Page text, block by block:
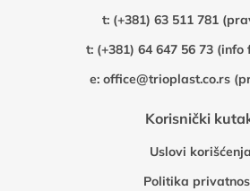
t: (+381) 63 511 781
t: (+381) 64 647 56 73
e: office@trioplast.co.rs
Korisnički
Uslovi korišćenja
Politika